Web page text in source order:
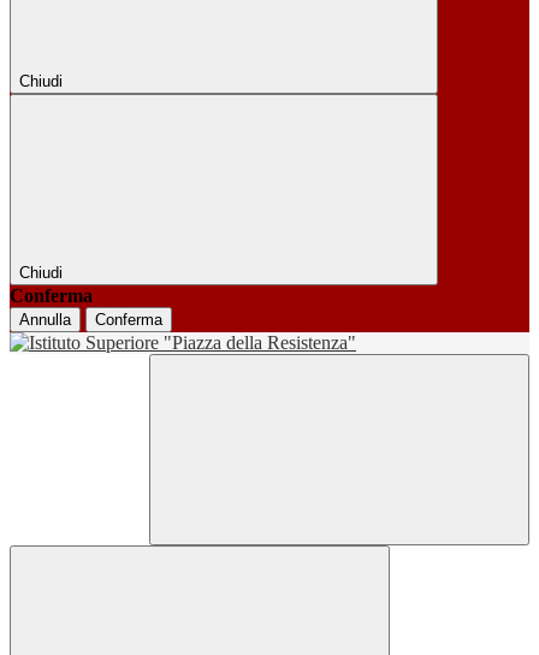
Chiudi
Chiudi
Conferma
Annulla Conferma